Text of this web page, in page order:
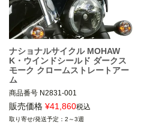
ナショナルサイクル MOHAW
K・ウインドシールド ダークス
モーク クロームストレートアー
ム
商品番号 N2831-001
B型番：552999
H型番：562-2850C
販売価格 ¥41,860税込
2～3週